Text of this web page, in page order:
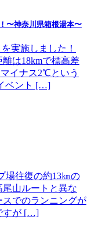
〜神奈川県箱根湯本〜
実施しました！
は18kmで標高差
イナス2℃という
ベント […]
場往復の約13㎞の
山ルートと異な
スでのランニングが
すが […]